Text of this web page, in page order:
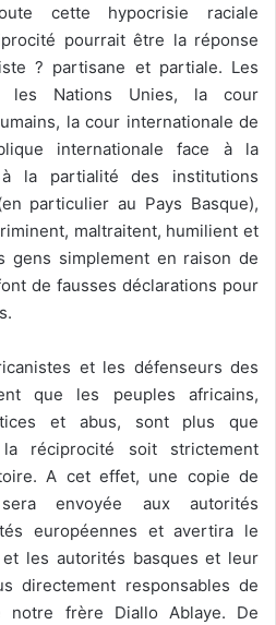
cette hypocrisie raciale
pourrait être la réponse
? partisane et partiale. Les
les Nations Unies, la cour
la cour internationale de
internationale face à la
la partialité des institutions
particulier au Pays Basque),
maltraitent, humilient et
gens simplement en raison de
de fausses déclarations pour
et les défenseurs des
que les peuples africains,
et abus, sont plus que
réciprocité soit strictement
A cet effet, une copie de
envoyée aux autorités
européennes et avertira le
les autorités basques et leur
directement responsables de
notre frère Diallo Ablaye. De